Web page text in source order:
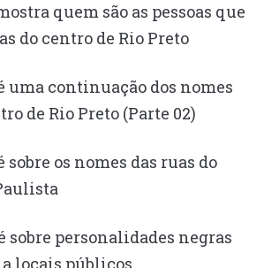
quem são as pessoas que
do centro de Rio Preto
uma continuação dos nomes
de Rio Preto (Parte 02)
sobre os nomes das ruas do
sobre personalidades negras